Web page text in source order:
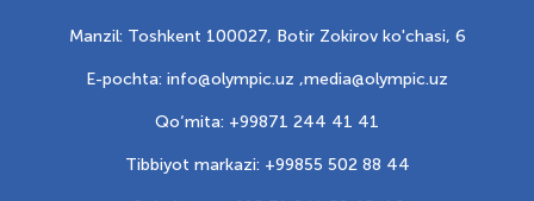
Manzil: Toshkent 100027, Botir Zokirov ko'chasi, 6
E-pochta: info@olympic.uz ,media@olympic.uz
Qo‘mita: +99871 244 41 41
Tibbiyot markazi: +99855 502 88 44